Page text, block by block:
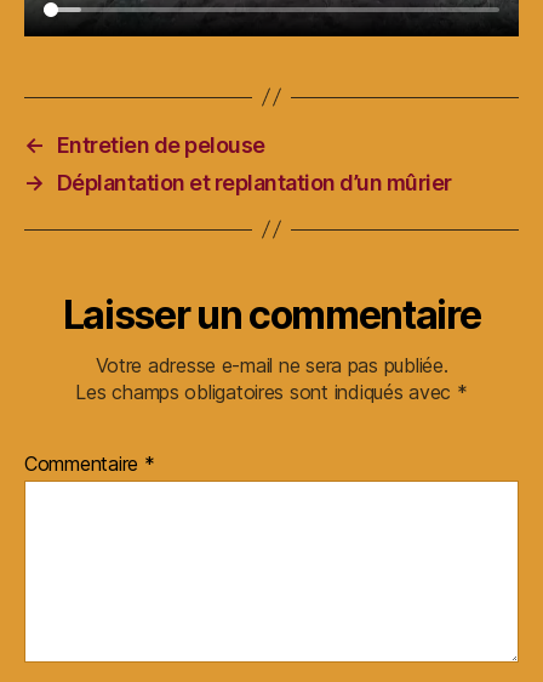
←
Entretien de pelouse
→
Déplantation et replantation d’un mûrier
Laisser un commentaire
Votre adresse e-mail ne sera pas publiée.
Les champs obligatoires sont indiqués avec *
Commentaire *